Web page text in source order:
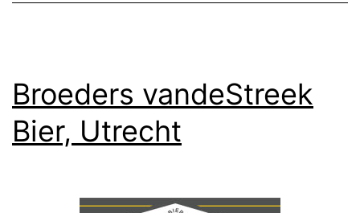
Broeders vandeStreek
Bier, Utrecht